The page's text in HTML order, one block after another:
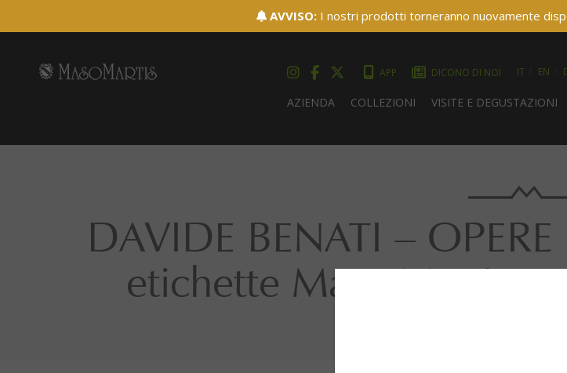
APP DICONO DI NOI IT EN
AZIENDA COLLEZIONI VISITE E DEGUSTAZIONI
DAVIDE BENATI –
etichette Maso Martis
AVVISO: I nostri prodotti torneranno nuovamente